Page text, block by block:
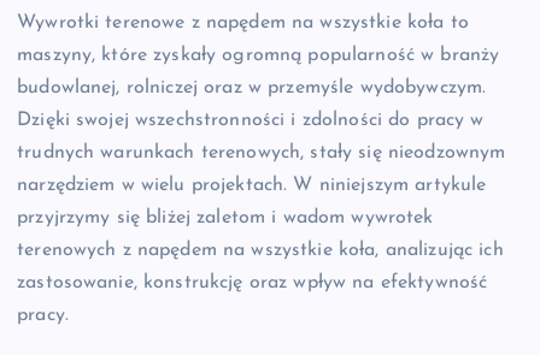
Wywrotki terenowe z napędem na wszystkie koła to
maszyny, które zyskały ogromną popularność w branży
budowlanej, rolniczej oraz w przemyśle wydobywczym.
Dzięki swojej wszechstronności i zdolności do pracy w
trudnych warunkach terenowych, stały się nieodzownym
narzędziem w wielu projektach. W niniejszym artykule
przyjrzymy się bliżej zaletom i wadom wywrotek
terenowych z napędem na wszystkie koła, analizując ich
zastosowanie, konstrukcję oraz wpływ na efektywność
pracy.